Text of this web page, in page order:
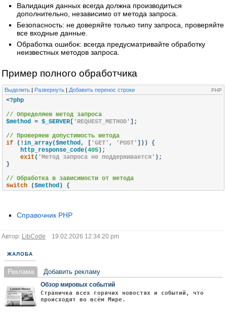
Валидация данных всегда должна производиться
дополнительно, независимо от метода запроса.
Безопасность: не доверяйте только типу запроса, проверяйте
все входные данные.
Обработка ошибок: всегда предусматривайте обработку
неизвестных методов запроса.
Пример полного обработчика
Выделить PHP
| Развернуть | Добавить перенос строки
<?php
// Определяем метод запроса
$method = $_SERVER [ 'REQUEST_METHOD' ];
// Проверяем допустимость метода
if
(!in_array($method, [ 'GET' , 'POST' ]))
{
    http_response_code
(405);
exit ( 'Метод запроса не поддерживается' );
}
// Обработка в зависимости от метода
switch
($method)
{
case 'GET':
break;
        $data
= filter_input_array
}
Справочник PHP
Автор: LibCode 19.02.2026 12:34:20 pm
ЖАЛОБА
Реклама Добавить рекламу
Обзор мировых событий
Страничка всех горячих новостях и событий, что
происходят во всём Мире.